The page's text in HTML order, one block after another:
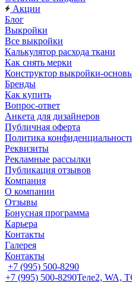
Акции
Блог
Выкройки
Все выкройки
Калькулятор расхода ткани
Как снять мерки
Конструктор выкройки-
Бренды
Как купить
Вопрос-ответ
Анкета для дизайнеров
Публичная оферта
Политика
Реквизиты
Рекламные рассылки
Публикация отзывов
Компания
О компании
Отзывы
Бонусная программа
Карьера
Контакты
Галерея
Контакты
+7 (995) 500-8290
+7 (995) 500-8290Теле2, WA,